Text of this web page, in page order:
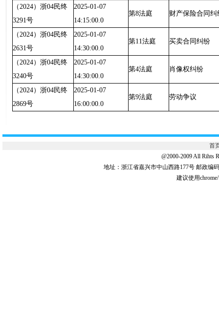
（2024）浙04民终
3291号
2025-01-07
14:15:00.0
第8法庭 财产保险合同纠
（2024）浙04民终
2631号
2025-01-07
14:30:00.0
第11法庭 买卖合同纠纷
（2024）浙04民终
3240号
2025-01-07
14:30:00.0
第4法庭 肖像权纠纷
（2024）浙04民终
2869号
2025-01-07
16:00:00.0
第9法庭 劳动争议
首
@2000-2009 All Rihts
地址：浙江省嘉兴市中山西路177号 邮政编
建议使用